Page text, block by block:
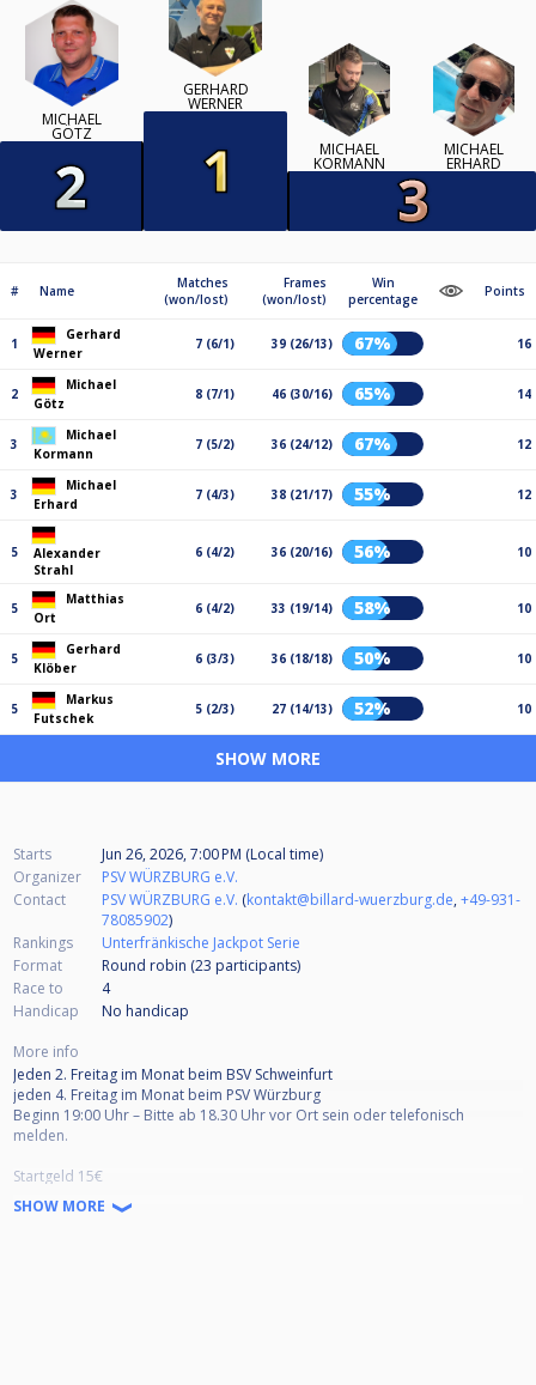
MICHAEL
GÖTZ
GERHARD
WERNER
MICHAEL
KORMANN
MICHAEL
ERHARD
# Name
Matches
(won/lost)
Frames
(won/lost)
Win
percentage
Points
1
Gerhard
Werner
7 (6/1) 39 (26/13) 67% 16
2
Michael
Götz
8 (7/1) 46 (30/16) 65% 14
3
Michael
Kormann
7 (5/2) 36 (24/12) 67% 12
3
Michael
Erhard
7 (4/3) 38 (21/17) 55% 12
5
Alexander
Strahl
6 (4/2) 36 (20/16) 56% 10
5
Matthias
Ort
6 (4/2) 33 (19/14) 58% 10
5
Gerhard
Klöber
6 (3/3) 36 (18/18) 50% 10
5
Markus
Futschek
5 (2/3) 27 (14/13) 52% 10
SHOW MORE
Starts
Jun 26, 2026, 7:00 PM (Local time)
Organizer
PSV WÜRZBURG e.V.
Contact
PSV WÜRZBURG e.V. (kontakt@billard-wuerzburg.de,+49-931-
78085902)
Rankings
Unterfränkische Jackpot Serie
Format
Round robin (23 participants)
Race to
4
Handicap
No handicap
More info
Jeden 2. Freitag im Monat beim BSV Schweinfurt
jeden 4. Freitag im Monat beim PSV Würzburg
Beginn 19:00 Uhr – Bitte ab 18.30 Uhr vor Ort sein oder telefonisch
melden.
Startgeld 15€
(Davon werden 11,-€ am Turniertag ausbezahlt, 4,-€ gehen in den Jackpot)
SHOW MORE